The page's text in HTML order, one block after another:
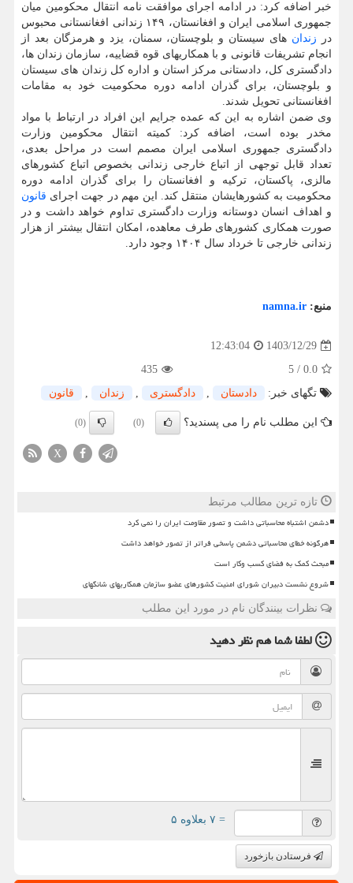
خبر اضافه کرد: در ادامه اجرای موافقت نامه انتقال محکومین میان
جمهوری اسلامی ایران و افغانستان، ۱۴۹ زندانی افغانستانی محبوس
در زندان های سیستان و بلوچستان، سمنان، یزد و هرمزگان بعد از
انجام تشریفات قانونی و با همکاریهای قوه قضاییه، سازمان زندان ها،
دادگستری کل، دادستانی مرکز استان و اداره کل زندان های سیستان
و بلوچستان، برای گذران ادامه دوره محکومیت خود به مقامات
افغانستانی تحویل شدند.
وی ضمن اشاره به این که عمده جرایم این افراد در ارتباط با مواد
مخدر بوده است، اضافه کرد: کمیته انتقال محکومین وزارت
دادگستری جمهوری اسلامی ایران مصمم است در مراحل بعدی،
تعداد قابل توجهی از اتباع خارجی زندانی بخصوص اتباع کشورهای
مالزی، پاکستان، ترکیه و افغانستان را برای گذران ادامه دوره
محکومیت به کشورهایشان منتقل کند. این مهم در جهت اجرای قانون
و اهداف انسان دوستانه وزارت دادگستری تداوم خواهد داشت و در
صورت همکاری کشورهای طرف معاهده، امکان انتقال بیشتر از هزار
زندانی خارجی تا خرداد سال ۱۴۰۴ وجود دارد.
منبع: namna.ir
1403/12/29
12:43:04
0.0
/
5
435
تگهای خبر:
دادستان , دادگستری , زندان , قانون
این مطلب نام را می پسندید؟ (0)
(0)
X
تازه ترین مطالب مرتبط
دشمن اشتباه محاسباتی داشت و تصور مقاومت ایران را نمی کرد
هرگونه خطای محاسباتی دشمن پاسخی فراتر از تصور خواهد داشت
مبحث کمک به فضای کسب وکار است
شروع نشست دبیران شورای امنیت کشورهای عضو سازمان همکاریهای شانگهای
نظرات بینندگان نام در مورد این مطلب
لطفا شما همنظر دهید
= ۷ بعلاوه ۵
فرستادن بازخورد